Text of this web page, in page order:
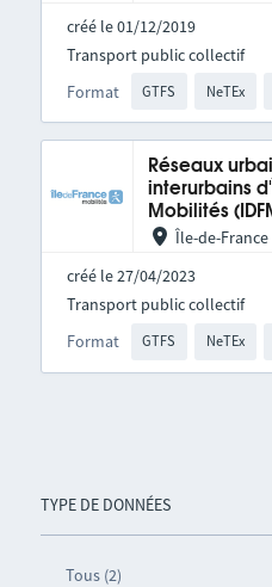
TYPE DE DONNÉES
Tous (2)
créé le 01/12/2019
Format GTFS NeTEx
Transport public collectif
Réseaux
interurbains
Mobilités
Île-de-France
créé le 27/04/2023
Format GTFS NeTEx
Transport public collectif